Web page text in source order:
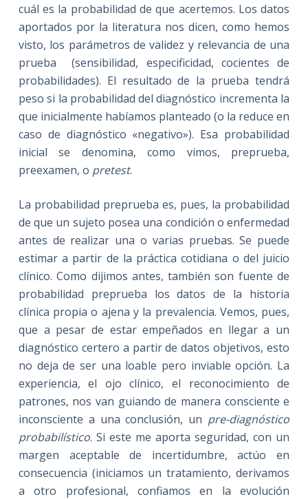
cuál es la probabilidad de que acertemos. Los datos
aportados por la literatura nos dicen, como hemos
visto, los parámetros de validez y relevancia de una
prueba (sensibilidad, especificidad, cocientes de
probabilidades). El resultado de la prueba tendrá
peso si la probabilidad del diagnóstico incrementa la
que inicialmente habíamos planteado (o la reduce en
caso de diagnóstico «negativo»). Esa probabilidad
inicial se denomina, como vimos, preprueba,
preexamen, o pretest.
La probabilidad preprueba es, pues, la probabilidad
de que un sujeto posea una condición o enfermedad
antes de realizar una o varias pruebas. Se puede
estimar a partir de la práctica cotidiana o del juicio
clínico. Como dijimos antes, también son fuente de
probabilidad preprueba los datos de la historia
clínica propia o ajena y la prevalencia. Vemos, pues,
que a pesar de estar empeñados en llegar a un
diagnóstico certero a partir de datos objetivos, esto
no deja de ser una loable pero inviable opción. La
experiencia, el ojo clínico, el reconocimiento de
patrones, nos van guiando de manera consciente e
inconsciente a una conclusión, un pre-diagnóstico
probabilístico. Si este me aporta seguridad, con un
margen aceptable de incertidumbre, actúo en
consecuencia (iniciamos un tratamiento, derivamos
a otro profesional, confiamos en la evolución